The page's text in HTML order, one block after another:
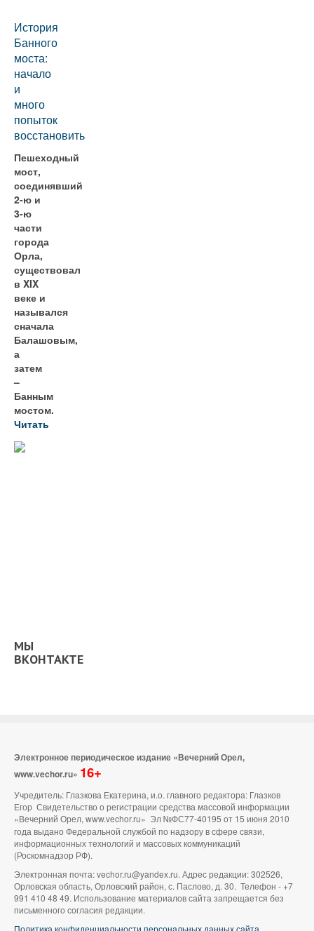
История
Банного
моста:
начало
и
много
попыток
восстановить
Пешеходный
мост,
соединявший
2-ю и
3-ю
части
города
Орла,
существовал
в XIX
веке и
назывался
сначала
Балашовым,
а
затем
–
Банным
мостом.
Читать
МЫ
ВКОНТАКТЕ
Электронное периодическое издание «Вечерний Орел,
www.vechor.ru» 16+
Учредитель: Глазкова Екатерина, и.о. главного редактора: Глазков
Егор Свидетельство о регистрации средства массовой информации
«Вечерний Орел, www.vechor.ru» Эл №ФС77-40195 от 15 июня 2010
года выдано Федеральной службой по надзору в сфере связи,
информационных технологий и массовых коммуникаций
(Роскомнадзор РФ).
Электронная почта: vechor.ru@yandex.ru. Адрес редакции: 302526,
Орловская область, Орловский район, с. Паслово, д. 30. Телефон - +7
991 410 48 49. Использование материалов сайта запрещается без
письменного согласия редакции.
Политика конфиденциальности персональных данных сайта